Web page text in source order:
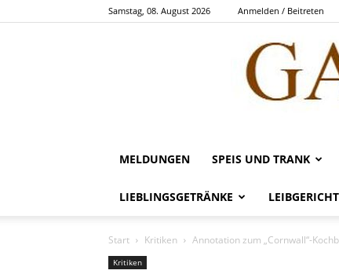
Samstag, 08. August 2026 Anmelden / Beitreten
MELDUNGEN SPEIS UND TRANK
LIEBLINGSGETRÄNKE
Start Kritiken Annotation zum „Cornwall“-
Kritiken